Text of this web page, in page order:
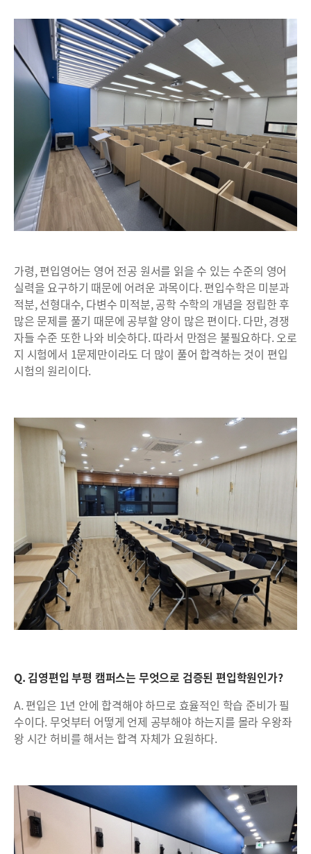
가령, 편입영어는 영어 전공 원서를 읽을 수 있는 수준의 영어
실력을 요구하기 때문에 어려운 과목이다. 편입수학은 미분과
적분, 선형대수, 다변수 미적분, 공학 수학의 개념을 정립한 후
많은 문제를 풀기 때문에 공부할 양이 많은 편이다. 다만, 경쟁
자들 수준 또한 나와 비슷하다. 따라서 만점은 불필요하다. 오로
지 시험에서 1문제만이라도 더 많이 풀어 합격하는 것이 편입
시험의 원리이다.
Q. 김영편입 부평 캠퍼스는 무엇으로 검증된 편입학원인가?
A. 편입은 1년 안에 합격해야 하므로 효율적인 학습 준비가 필
수이다. 무엇부터 어떻게 언제 공부해야 하는지를 몰라 우왕좌
왕 시간 허비를 해서는 합격 자체가 요원하다.